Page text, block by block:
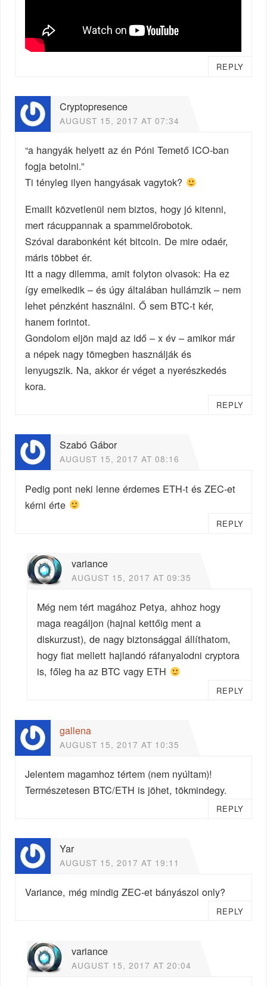
REPLY
Cryptopresence
AUGUST 15, 2017 AT 07:34
“a hangyák helyett az én Póni Temető ICO-ban
fogja betolni.”
Ti tényleg ilyen hangyásak vagytok?
Emailt közvetlenül nem biztos, hogy jó kitenni,
mert rácuppannak a spammelőrobotok.
Szóval darabonként két bitcoin. De mire odaér,
máris többet ér.
Itt a nagy dilemma, amit folyton olvasok: Ha ez
így emelkedik – és úgy általában hullámzik – nem
lehet pénzként használni. Ő sem BTC-t kér,
hanem forintot.
Gondolom eljön majd az idő – x év – amikor már
a népek nagy tömegben használják és
lenyugszik. Na, akkor ér véget a nyerészkedés
kora.
REPLY
Szabó Gábor
AUGUST 15, 2017 AT 08:16
Pedig pont neki lenne érdemes ETH-t és ZEC-et
kérni érte
REPLY
variance
AUGUST 15, 2017 AT 09:35
Még nem tért magához Petya, ahhoz hogy
maga reagáljon (hajnal kettőig ment a
diskurzust), de nagy biztonsággal állíthatom,
hogy fiat mellett hajlandó ráfanyalodni cryptora
is, főleg ha az BTC vagy ETH
REPLY
gallena
AUGUST 15, 2017 AT 10:35
Jelentem magamhoz tértem (nem nyúltam)!
Természetesen BTC/ETH is jöhet, tökmindegy.
REPLY
Yar
AUGUST 15, 2017 AT 19:11
Variance, még mindig ZEC-et bányászol only?
REPLY
variance
AUGUST 15, 2017 AT 20:04